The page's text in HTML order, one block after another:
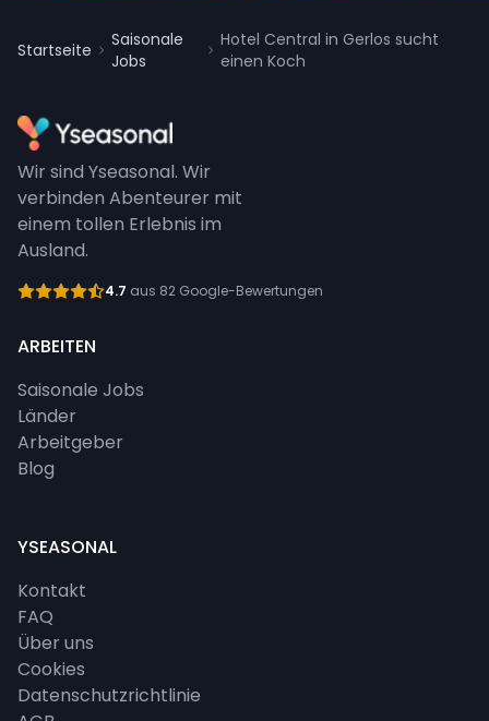
Startseite
Saisonale
Jobs
Hotel Central in Gerlos sucht
einen Koch
Wir sind Yseasonal. Wir
verbinden Abenteurer mit
einem tollen Erlebnis im
Ausland.
4.7 aus 82 Google-Bewertungen
ARBEITEN
Saisonale Jobs
Länder
Arbeitgeber
Blog
YSEASONAL
Kontakt
FAQ
Über uns
Cookies
Datenschutzrichtlinie